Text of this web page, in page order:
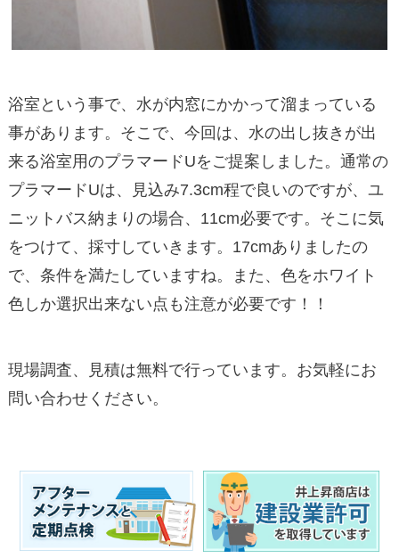
浴室という事で、水が内窓にかかって溜まっている
事があります。そこで、今回は、水の出し抜きが出
来る浴室用のプラマードUをご提案しました。通常の
プラマードUは、見込み7.3cm程で良いのですが、ユ
ニットバス納まりの場合、11cm必要です。そこに気
をつけて、採寸していきます。17cmありましたの
で、条件を満たしていますね。また、色をホワイト
色しか選択出来ない点も注意が必要です！！
現場調査、見積は無料で行っています。お気軽にお
問い合わせください。